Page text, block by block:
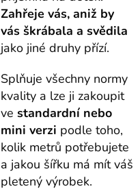
Zahřeje vás, aniž by
vás škrábala a svědila
jako jiné druhy přízí.
Splňuje všechny normy
kvality a lze ji zakoupit
ve standardní nebo
mini verzi podle toho,
kolik metrů potřebujete
a jakou šířku má mít váš
pletený výrobek.